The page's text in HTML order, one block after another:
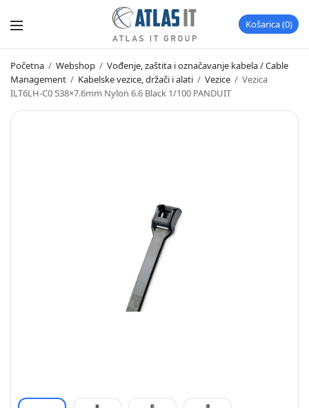
Košarica 0
Početna / Webshop / Vođenje, zaštita i označavanje kabela / Cable
Management / Kabelske vezice, držači i alati / Vezice / Vezica
ILT6LH-C0 538×7.6mm Nylon 6.6 Black 1/100 PANDUIT